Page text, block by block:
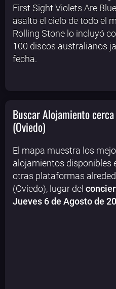
First Sight Violets Are
asalto el cielo de todo el
Rolling Stone lo incluyó
100 discos australianos
fecha.
Buscar Alojamiento
(Oviedo)
El mapa muestra los
alojamientos disponibles
otras plataformas
(Oviedo), lugar del
Jueves 6 de Agosto de